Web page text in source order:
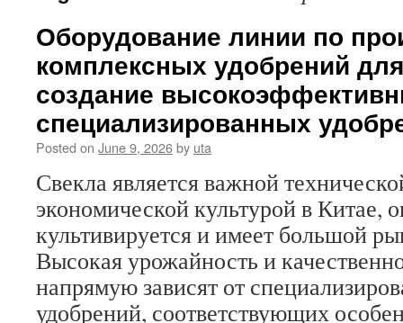
Оборудование линии по
комплексных удобрений
создание
специализированных
Posted on June 9, 2026by uta
Свекла является важной
экономической культурой в Китае,
культивируется и имеет большой
Высокая урожайность и
напрямую зависят от
удобрений, соответствующих